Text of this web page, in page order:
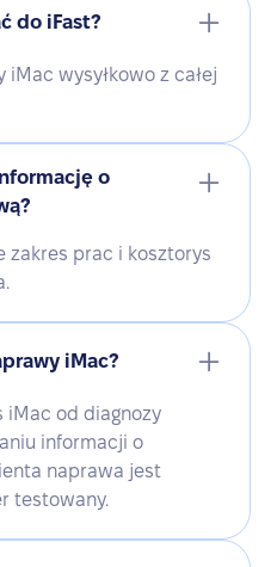
do iFast?
iMac wysyłkowo z całej
o
zakres prac i kosztorys
iMac?
iMac od diagnozy
informacji o
naprawa jest
testowany.